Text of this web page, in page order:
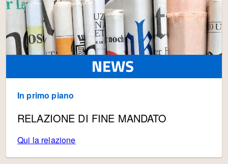
In primo piano
RELAZIONE DI FINE MANDATO
Qui la relazione